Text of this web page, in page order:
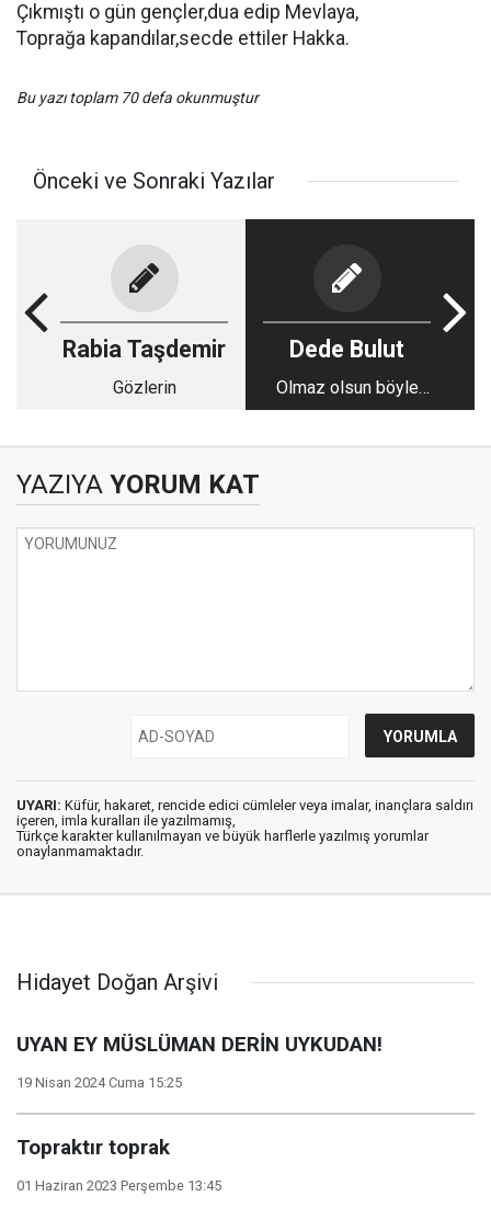
Çıkmıştı o gün gençler,dua edip Mevlaya,
Toprağa kapandılar,secde ettiler Hakka.
Bu yazı toplam 70 defa okunmuştur
Önceki ve Sonraki Yazılar
Rabia Taşdemir
Gözlerin
Dede Bulut
Olmaz olsun böyle
kader
YAZIYA YORUM KAT
UYARI: Küfür, hakaret, rencide edici cümleler veya imalar, inançlara saldırı
içeren, imla kuralları ile yazılmamış,
Türkçe karakter kullanılmayan ve büyük harflerle yazılmış yorumlar
onaylanmamaktadır.
Hidayet Doğan Arşivi
UYAN EY MÜSLÜMAN DERİN UYKUDAN!
19 Nisan 2024 Cuma 15:25
Topraktır toprak
01 Haziran 2023 Perşembe 13:45